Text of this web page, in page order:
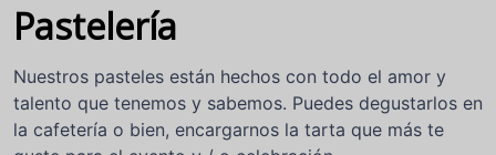
Pastelería
Nuestros pasteles están hechos con todo el amor y
talento que tenemos y sabemos. Puedes degustarlos en
la cafetería o bien, encargarnos la tarta que más te